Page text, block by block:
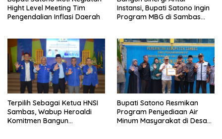
Hight Level Meeting Tim
Pengendalian Inflasi Daerah
Instansi, Bupati Satono Ingin
Program MBG di Sambas
Terpilih Sebagai Ketua HNSI
Sambas, Wabup Heroaldi
Komitmen Bangun
Bupati Satono Resmikan
Program Penyediaan Air
Minum Masyarakat di Desa